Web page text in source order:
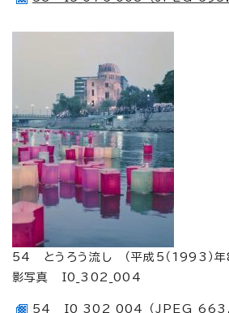
54 とうろう流し （平成5（1993）
影写真 I0_302_004
54 I0_302_004 （JPEG